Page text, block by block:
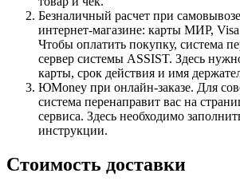
Безналичный расчет при
интернет-магазине: карты МИР,
Чтобы оплатить покупку, система
сервер системы ASSIST. Здесь
карты, срок действия и имя
ЮMoney при онлайн-заказе. Для
система перенаправит вас на
сервиса. Здесь необходимо
инструкции.
Стоимость доставки